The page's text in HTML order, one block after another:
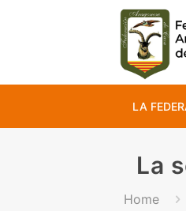
LA
La
Home